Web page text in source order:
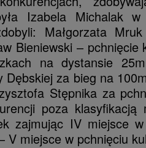
Izabela Michalak
Małgorzata
Bieniewski –
na dystansie
Dębskiej za bieg na
Stępnika za
poza klasyfikacją
zajmując IV miejsce
V miejsce w pchnięciu